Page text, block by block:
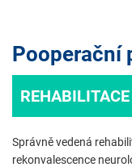
Pooperační
REHABILITACE
Správně vedená
rekonvalescence